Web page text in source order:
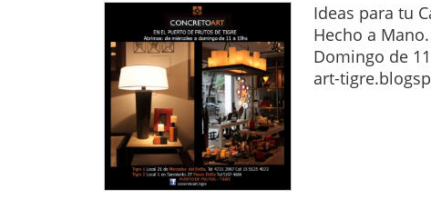
Ideas para tu
Hecho a
Domingo de
art-